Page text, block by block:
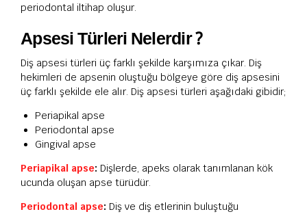
periodontal iltihap oluşur.
Apsesi Türleri Nelerdir ?
Diş apsesi türleri üç farklı şekilde karşımıza çıkar. Diş
hekimleri de apsenin oluştuğu bölgeye göre diş apsesini
üç farklı şekilde ele alır. Diş apsesi türleri aşağıdaki gibidir;
Periapikal apse
Periodontal apse
Gingival apse
Periapikal apse: Dişlerde, apeks olarak tanımlanan kök
ucunda oluşan apse türüdür.
Periodontal apse: Diş ve diş etlerinin buluştuğu